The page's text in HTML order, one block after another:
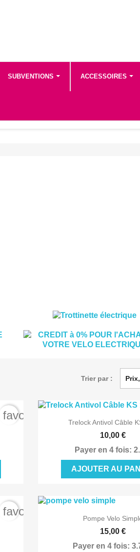
SUBVENTIONS ACCESSOIRES
Trier par :
favorite_border  Aperçu
Trelock Antivol Câble
10,00 €
Payer en 4 fois:
AJOUTER AU
favorite_border  Aperçu
Pompe Velo
15,00 €
Payer en 4 fois: